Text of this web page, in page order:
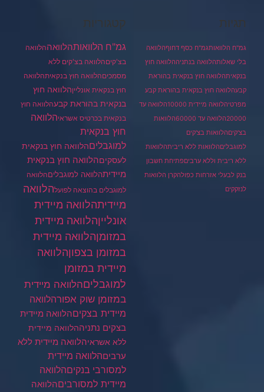
תגיות
גמ"ח הלוואותגמ"ח כסף דחוףהלוואה
בלי שאלותהלוואה בנתניההלוואה חוץ
בנקאיתהלוואה חוץ בנקאית בהוראת
קבעהלוואה חוץ בנקאית בהוראת קבע
מפרטיהלוואה מיידית 10000
הלוואה עד
20000הלוואה עד 60000
הלוואות
בצ'קיםהלוואות בצ'קים
למוגבליםהלוואות ללא ריביתהלוואות
ללא ריבית וללא ערביםפתיחת חשבון
בנק לבעלי אזרחות כפולהקרן הלוואות
לנזקקים
קטגוריות
גמ"ח הלוואותהלוואההלוואה
בצ'קיםהלוואה בצ'קים ללא
מסמכיםהלוואה חוץ בנקאיתהלוואה
חוץ בנקאית אונלייןהלוואה חוץ
בנקאית בהוראת קבעהלוואה חוץ
בנקאית בכרטיס אשראיהלוואה
חוץ בנקאית
למוגבליםהלוואה חוץ בנקאית
לעסקיםהלוואה חוץ בנקאית
מיידיתהלוואה למוגבליםהלוואה
למוגבלים בהוצאה לפועלהלוואה
מיידיתהלוואה מיידית
אונלייןהלוואה מיידית
במזומןהלוואה מיידית
במזומן בצפוןהלוואה
מיידית במזומן
למוגבליםהלוואה מיידית
במזומן שוק אפורהלוואה
מיידית בצקיםהלוואה מיידית
בצקים נתניההלוואה מיידית
ללא אשראיהלוואה מיידית ללא
ערביםהלוואה מיידית
למסורבי בנקיםהלוואה
מיידית למסורביםהלוואה